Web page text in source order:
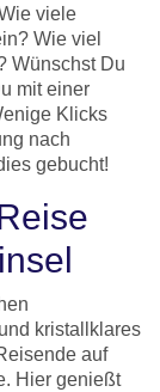
viele
Wie viel
Wünschst Du
mit einer
Klicks
nach
gebucht!
kristallklares
auf
Hier genießt